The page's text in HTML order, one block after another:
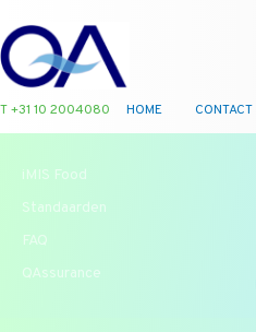
T +31 10 2004080 HOME CONTACT
iMIS Food
Standaarden
FAQ
QAssurance